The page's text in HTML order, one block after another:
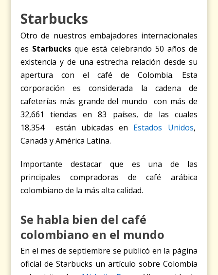
Starbucks
Otro de nuestros embajadores internacionales
es Starbucks que está celebrando 50 años de
existencia y de una estrecha relación desde su
apertura con el café de Colombia. Esta
corporación es considerada la cadena de
cafeterías más grande del mundo con más de
32,661 tiendas en 83 países, de las cuales
18,354 están ubicadas en Estados Unidos,
Canadá y América Latina.
Importante destacar que es una de las
principales compradoras de café arábica
colombiano de la más alta calidad.
Se habla bien del café
colombiano en el mundo
En el mes de septiembre se publicó en la página
oficial de Starbucks un artículo sobre Colombia